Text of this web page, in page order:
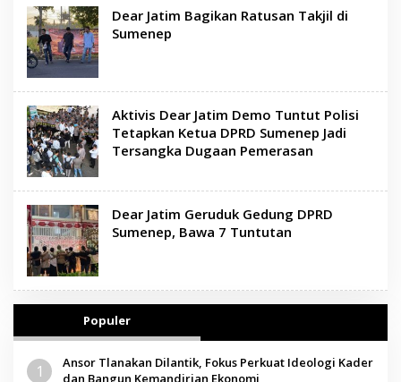
Dear Jatim Bagikan Ratusan Takjil di
Sumenep
Aktivis Dear Jatim Demo Tuntut Polisi
Tetapkan Ketua DPRD Sumenep Jadi
Tersangka Dugaan Pemerasan
Dear Jatim Geruduk Gedung DPRD
Sumenep, Bawa 7 Tuntutan
Populer
1
Ansor Tlanakan Dilantik, Fokus Perkuat Ideologi Kader
dan Bangun Kemandirian Ekonomi